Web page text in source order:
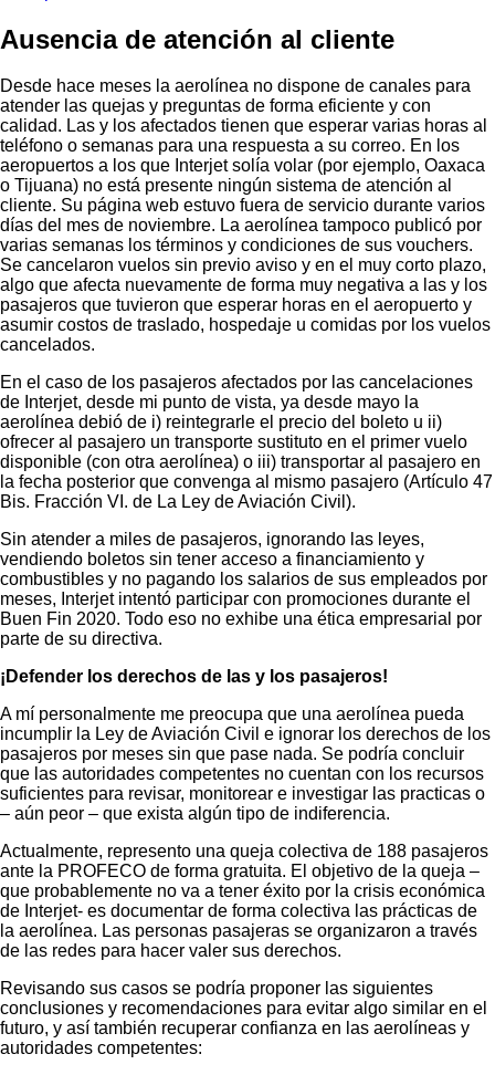
Ausencia de atención al cliente
Desde hace meses la aerolínea no dispone de canales para
atender las quejas y preguntas de forma eficiente y con
calidad. Las y los afectados tienen que esperar varias horas al
teléfono o semanas para una respuesta a su correo. En los
aeropuertos a los que Interjet solía volar (por ejemplo, Oaxaca
o Tijuana) no está presente ningún sistema de atención al
cliente. Su página web estuvo fuera de servicio durante varios
días del mes de noviembre. La aerolínea tampoco publicó por
varias semanas los términos y condiciones de sus vouchers.
Se cancelaron vuelos sin previo aviso y en el muy corto plazo,
algo que afecta nuevamente de forma muy negativa a las y los
pasajeros que tuvieron que esperar horas en el aeropuerto y
asumir costos de traslado, hospedaje u comidas por los vuelos
cancelados.
En el caso de los pasajeros afectados por las cancelaciones
de Interjet, desde mi punto de vista, ya desde mayo la
aerolínea debió de i) reintegrarle el precio del boleto u ii)
ofrecer al pasajero un transporte sustituto en el primer vuelo
disponible (con otra aerolínea) o iii) transportar al pasajero en
la fecha posterior que convenga al mismo pasajero (Artículo 47
Bis. Fracción VI. de La Ley de Aviación Civil).
Sin atender a miles de pasajeros, ignorando las leyes,
vendiendo boletos sin tener acceso a financiamiento y
combustibles y no pagando los salarios de sus empleados por
meses, Interjet intentó participar con promociones durante el
Buen Fin 2020. Todo eso no exhibe una ética empresarial por
parte de su directiva.
¡Defender los derechos de las y los pasajeros!
A mí personalmente me preocupa que una aerolínea pueda
incumplir la Ley de Aviación Civil e ignorar los derechos de los
pasajeros por meses sin que pase nada. Se podría concluir
que las autoridades competentes no cuentan con los recursos
suficientes para revisar, monitorear e investigar las practicas o
– aún peor – que exista algún tipo de indiferencia.
Actualmente, represento una queja colectiva de 188 pasajeros
ante la PROFECO de forma gratuita. El objetivo de la queja –
que probablemente no va a tener éxito por la crisis económica
de Interjet- es documentar de forma colectiva las prácticas de
la aerolínea. Las personas pasajeras se organizaron a través
de las redes para hacer valer sus derechos.
Revisando sus casos se podría proponer las siguientes
conclusiones y recomendaciones para evitar algo similar en el
futuro, y así también recuperar confianza en las aerolíneas y
autoridades competentes: